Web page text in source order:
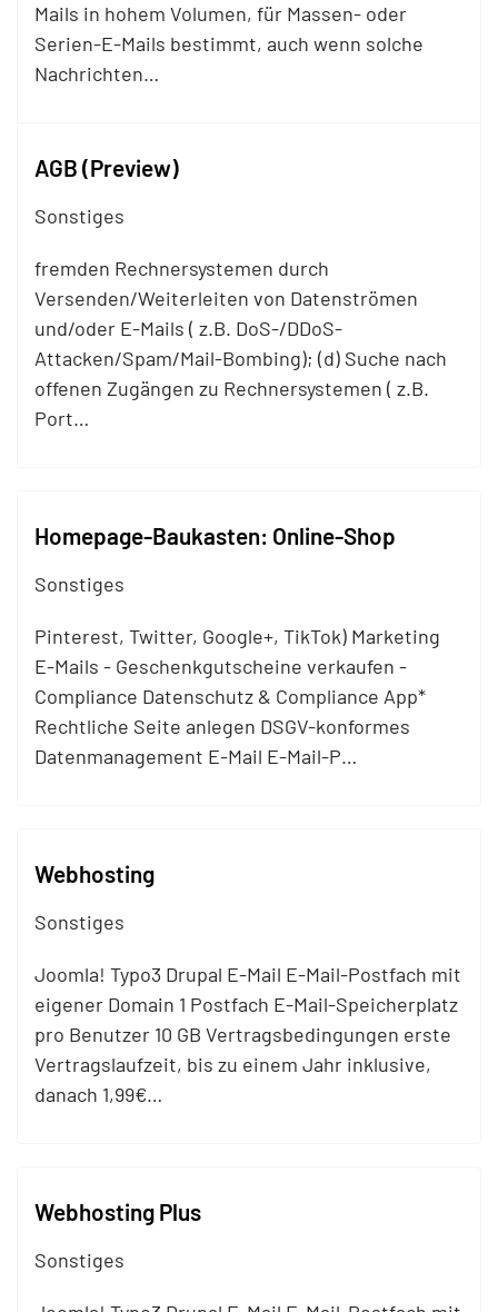
Mails in hohem Volumen, für Massen- oder
Serien-E-Mails bestimmt, auch wenn solche
Nachrichten…
AGB (Preview)
Sonstiges
fremden Rechnersystemen durch
Versenden/Weiterleiten von Datenströmen
und/oder E-Mails ( z.B. DoS-/DDoS-
Attacken/Spam/Mail-Bombing); (d) Suche nach
offenen Zugängen zu Rechnersystemen ( z.B.
Port…
Homepage-Baukasten: Online-Shop
Sonstiges
Pinterest, Twitter, Google+, TikTok) Marketing
E-Mails - Geschenkgutscheine verkaufen -
Compliance Datenschutz & Compliance App*
Rechtliche Seite anlegen DSGV-konformes
Datenmanagement E-Mail E-Mail-P…
Webhosting
Sonstiges
Joomla! Typo3 Drupal E-Mail E-Mail-Postfach mit
eigener Domain 1 Postfach E-Mail-Speicherplatz
pro Benutzer 10 GB Vertragsbedingungen erste
Vertragslaufzeit, bis zu einem Jahr inklusive,
danach 1,99€…
Webhosting Plus
Sonstiges